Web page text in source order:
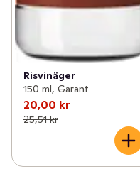
Risvinäger
150 ml, Garant
20,00 kr
25,51 kr